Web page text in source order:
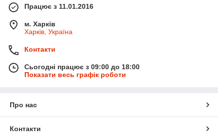
Працює з 11.01.2016
м. Харків
Харків, Україна
Контакти
Сьогодні працює з 09:00 до 18:00
Показати весь графік роботи
Про нас
Контакти